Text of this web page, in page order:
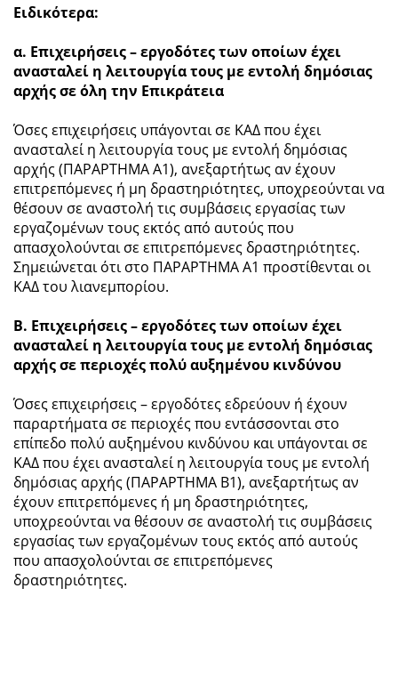
Ειδικότερα:
α. Επιχειρήσεις – εργοδότες των οποίων έχει
ανασταλεί η λειτουργία τους με εντολή δημόσιας
αρχής σε όλη την Επικράτεια
Όσες επιχειρήσεις υπάγονται σε ΚΑΔ που έχει
ανασταλεί η λειτουργία τους με εντολή δημόσιας
αρχής (ΠΑΡΑΡΤΗΜΑ Α1), ανεξαρτήτως αν έχουν
επιτρεπόμενες ή μη δραστηριότητες, υποχρεούνται να
θέσουν σε αναστολή τις συμβάσεις εργασίας των
εργαζομένων τους εκτός από αυτούς που
απασχολούνται σε επιτρεπόμενες δραστηριότητες.
Σημειώνεται ότι στο ΠΑΡΑΡΤΗΜΑ Α1 προστίθενται οι
ΚΑΔ του λιανεμπορίου.
Β. Επιχειρήσεις – εργοδότες των οποίων έχει
ανασταλεί η λειτουργία τους με εντολή δημόσιας
αρχής σε περιοχές πολύ αυξημένου κινδύνου
Όσες επιχειρήσεις – εργοδότες εδρεύουν ή έχουν
παραρτήματα σε περιοχές που εντάσσονται στο
επίπεδο πολύ αυξημένου κινδύνου και υπάγονται σε
ΚΑΔ που έχει ανασταλεί η λειτουργία τους με εντολή
δημόσιας αρχής (ΠΑΡΑΡΤΗΜΑ Β1), ανεξαρτήτως αν
έχουν επιτρεπόμενες ή μη δραστηριότητες,
υποχρεούνται να θέσουν σε αναστολή τις συμβάσεις
εργασίας των εργαζομένων τους εκτός από αυτούς
που απασχολούνται σε επιτρεπόμενες
δραστηριότητες.